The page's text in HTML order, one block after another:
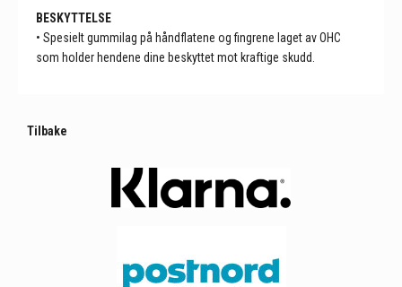
BESKYTTELSE
• Spesielt gummilag på håndflatene og fingrene laget av OHC
som holder hendene dine beskyttet mot kraftige skudd.
Tilbake